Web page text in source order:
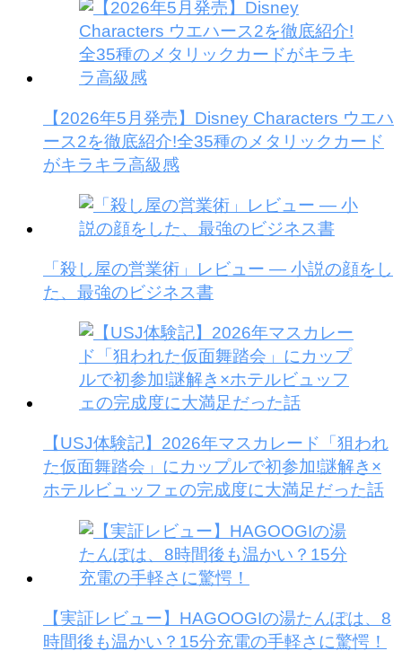
【2026年5月発売】Disney Characters ウエハ
ース2を徹底紹介!全35種のメタリックカード
がキラキラ高級感
「殺し屋の営業術」レビュー — 小説の顔をし
た、最強のビジネス書
【USJ体験記】2026年マスカレード「狙われ
た仮面舞踏会」にカップルで初参加!謎解き×
ホテルビュッフェの完成度に大満足だった話
【実証レビュー】HAGOOGIの湯たんぽは、8
時間後も温かい？15分充電の手軽さに驚愕！